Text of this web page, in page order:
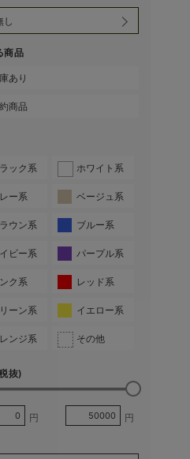
商品
あり
商品
ック系 ホワイト系
ー系 ベージュ系
ウン系 ブルー系
ビー系 パープル系
ク系 レッド系
ーン系 イエロー系
ンジ系 その他
抜)
円 円